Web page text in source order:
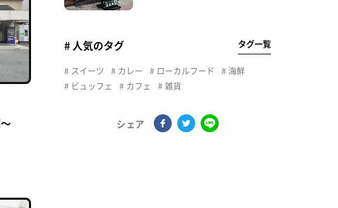
# 人気のタグ タグ一覧
スイーツ カレー ローカルフード
海鮮
ビュッフェ
カフェ 雑貨
シェア